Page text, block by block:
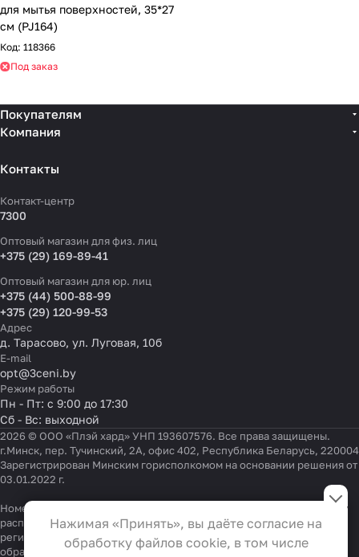
для мытья поверхностей, 35*27
cм (PJ164)
Код: 118366
Под заказ
Покупателям
Компания
Контакты
Контакт-центр
7300
Оптовый магазин для физ. лиц
+375 (29) 169-89-41
Оптовый магазин для юр. лиц
+375 (44) 500-88-99
+375 (29) 120-99-53
Адрес
д. Тарасово, ул. Луговая, 10б
E-mail
opt@3ceni.by
Режим работы
Пн - Пт: с 9:00 до 17:30
Сб - Вс: выходной
2026 © ООО «Плэй хард» УНП 193607576. Все права защищены.
г.Минск, пер. Тучинский, 2А, офис 402, Республика Беларусь, 220004
Зарегистрирован Минским горисполкомом на основании решения от
03.01.2022 г.
Номер телефона работников местных исполнительных и
распорядительных органов по месту государственной
регистрации ООО «Плэй хард», уполномоченных рассматривать
обращения покупателей: +375 17 323-41-58,+375 17 370-30-64
Настройки файлов cookie
Функциональные
Эти файлы необходимы для
функционирования сайта и не
Нажимая «Принять», вы даёте согласие на
обработку файлов cookie, в том числе